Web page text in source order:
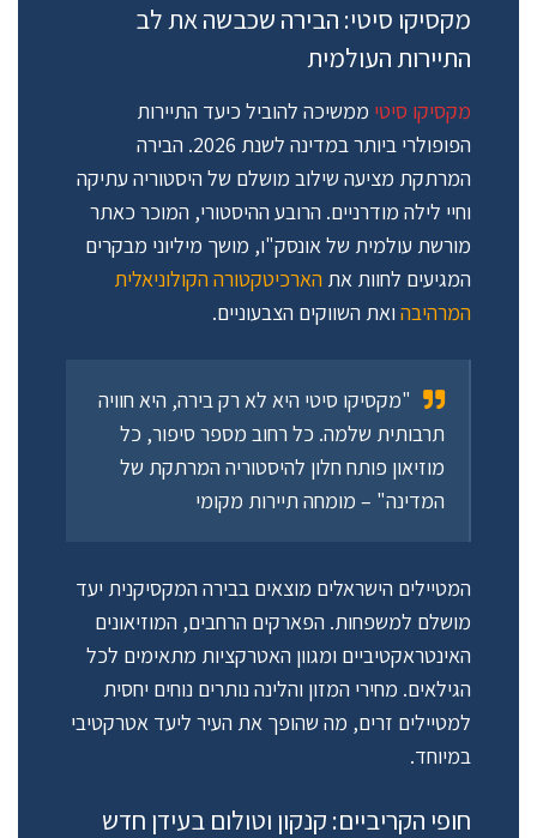
מקסיקו סיטי: הבירה שכבשה את לב
התיירות העולמית
מקסיקו סיטי ממשיכה להוביל כיעד התיירות
הפופולרי ביותר במדינה לשנת 2026. הבירה
המרתקת מציעה שילוב מושלם של היסטוריה עתיקה
וחיי לילה מודרניים. הרובע ההיסטורי, המוכר כאתר
מורשת עולמית של אונסק"ו, מושך מיליוני מבקרים
המגיעים לחוות את הארכיטקטורה הקולוניאלית
המרהיבהואת השווקים הצבעוניים.
"מקסיקו סיטי היא לא רק בירה, היא חוויה
תרבותית שלמה. כל רחוב מספר סיפור, כל
מוזיאון פותח חלון להיסטוריה המרתקת של
המדינה" – מומחה תיירות מקומי
המטיילים הישראלים מוצאים בבירה המקסיקנית יעד
מושלם למשפחות. הפארקים הרחבים, המוזיאונים
האינטראקטיביים ומגוון האטרקציות מתאימים לכל
הגילאים. מחירי המזון והלינה נותרים נוחים יחסית
למטיילים זרים, מה שהופך את העיר ליעד אטרקטיבי
במיוחד.
חופי הקריביים: קנקון וטולום בעידן חדש